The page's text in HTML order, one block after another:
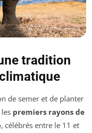
tradition
de semer et de planter
premiers rayons de
, célébrés entre le 11 et